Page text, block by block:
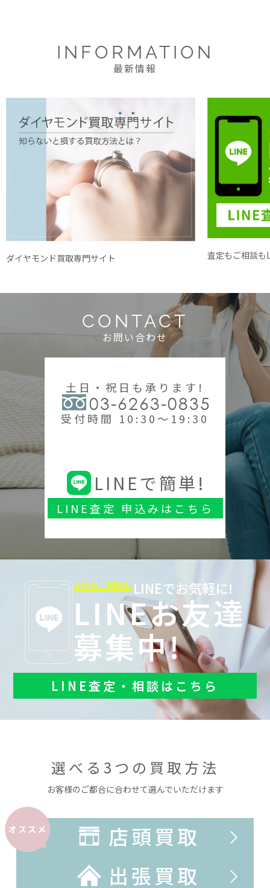
INFORMATION
最新情報
ダイヤモンド買取専門サイト 査定もご相談も
CONTACT
お問い合わせ
土日・祝日も承ります!
03-6263-0835
受付時間 10:30～19:30
LINEで簡単!
LINE査定 申込みはこちら
査定もご相談も LINEでお気軽に!
LINEお友達
募集中!
LINE査定・相談はこちら
選べる3つの買取方法
お客様のご都合に合わせて選んでいただけます
オススメ
店頭買取
出張買取